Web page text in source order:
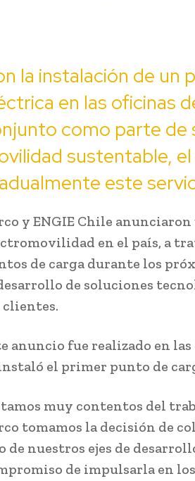
la instalación de un
en las oficinas
como parte de
sustentable,
este
y ENGIE Chile
en el país, a
de carga durante los
de soluciones
clientes.
anuncio fue realizado en
el primer punto de
muy contentos del
tomamos la decisión de
de nuestros ejes de
de impulsarla en